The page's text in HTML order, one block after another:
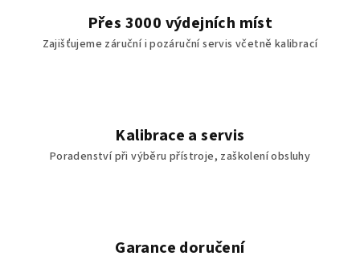
Přes 3000 výdejních míst
Zajišťujeme záruční i pozáruční servis včetně kalibrací
Kalibrace a servis
Poradenství při výběru přístroje, zaškolení obsluhy
Garance doručení